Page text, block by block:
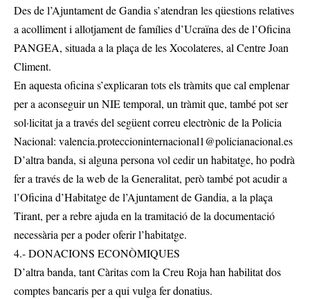
Des de l’Ajuntament de Gandia s’atendran les qüestions relatives
a acolliment i allotjament de famílies d’Ucraïna des de l’Oficina
PANGEA, situada a la plaça de les Xocolateres, al Centre Joan
Climent.
En aquesta oficina s’explicaran tots els tràmits que cal emplenar
per a aconseguir un NIE temporal, un tràmit que, també pot ser
sol·licitat ja a través del següent correu electrònic de la Policia
Nacional: valencia.proteccioninternacional1@policianacional.es
D’altra banda, si alguna persona vol cedir un habitatge, ho podrà
fer a través de la web de la Generalitat, però també pot acudir a
l’Oficina d’Habitatge de l’Ajuntament de Gandia, a la plaça
Tirant, per a rebre ajuda en la tramitació de la documentació
necessària per a poder oferir l’habitatge.
4.- DONACIONS ECONÒMIQUES
D’altra banda, tant Càritas com la Creu Roja han habilitat dos
comptes bancaris per a qui vulga fer donatius.